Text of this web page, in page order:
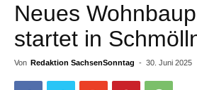
Neues
startet in
Von Redaktion SachsenSonntag - 30. Juni 2025